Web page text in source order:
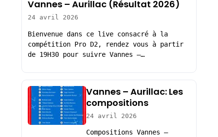
Vannes – Aurillac (Résultat 2026)
24 avril 2026
Bienvenue dans ce live consacré à la
compétition Pro D2, rendez vous à partir
de 19H30 pour suivre Vannes –…
Vannes – Aurillac: Les
compositions
24 avril 2026
Compositions Vannes –